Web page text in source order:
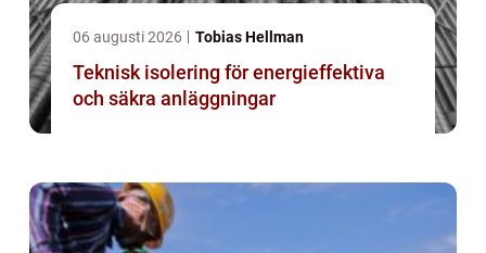
06 augusti 2026 Tobias Hellman
Teknisk isolering för energieffektiva
och säkra anläggningar